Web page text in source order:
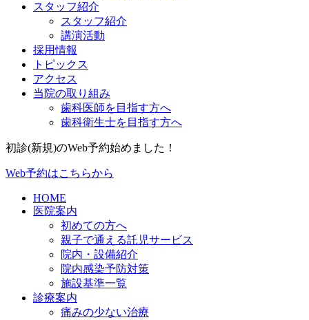
スタッフ紹介
スタッフ紹介
講演活動
採用情報
トピックス
アクセス
当院の取り組み
歯科医師を目指す方へ
歯科衛生士を目指す方へ
初診(新規)のWeb予約始めました！
Web予約はこちらから
HOME
医院案内
初めての方へ
親子で通える託児サービス
院内・設備紹介
院内感染予防対策
施設基準一覧
診療案内
痛みの少ない治療